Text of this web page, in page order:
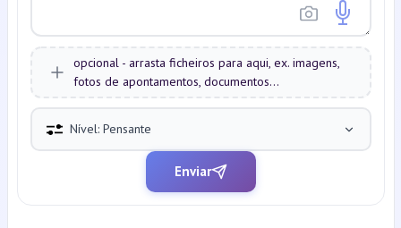
opcional - arrasta ficheiros para aqui, ex. imagens,
fotos de apontamentos, documentos...
Nível: Pensante
Enviar